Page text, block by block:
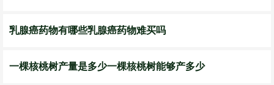
乳腺癌药物有哪些乳腺癌药物难买吗
​一棵核桃树产量是多少一棵核桃树能够产多少